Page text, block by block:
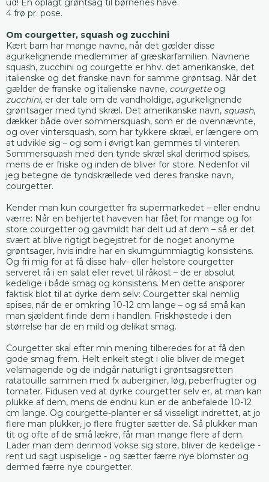
ud! En oplagt grøntsag til børnenes have.
4 frø pr. pose.
Om courgetter, squash og zucchini
Kært barn har mange navne, når det gælder disse
agurkelignende medlemmer af græskarfamilien. Navnene
squash, zucchini og courgette er hhv. det amerikanske, det
italienske og det franske navn for samme grøntsag. Når det
gælder de franske og italienske navne, courgetteog
zucchini, er der tale om de vandholdige, agurkelignende
grøntsager med tynd skræl. Det amerikanske navn, squash,
dækker både over sommersquash, som er de ovennævnte,
og over vintersquash, som har tykkere skræl, er længere om
at udvikle sig – og som i øvrigt kan gemmes til vinteren.
Sommersquash med den tynde skræl skal derimod spises,
mens de er friske og inden de bliver for store. Nedenfor vil
jeg betegne de tyndskrællede ved deres franske navn,
courgetter.
Kender man kun courgetter fra supermarkedet – eller endnu
værre: Når en behjertet haveven har fået for mange og for
store courgetter og gavmildt har delt ud af dem – så er det
svært at blive rigtigt begejstret for de noget anonyme
grøntsager, hvis indre har en skumgummiagtig konsistens.
Og fri mig for at få disse halv- eller helstore courgetter
serveret rå i en salat eller revet til råkost – de er absolut
kedelige i både smag og konsistens. Men dette ansporer
faktisk blot til at dyrke dem selv: Courgetter skal nemlig
spises, når de er omkring 10-12 cm lange – og så små kan
man sjældent finde dem i handlen. Friskhøstede i den
størrelse har de en mild og delikat smag.
Courgetter skal efter min mening tilberedes for at få den
gode smag frem. Helt enkelt stegt i olie bliver de meget
velsmagende og de indgår naturligt i grøntsagsretten
ratatouille sammen med fx auberginer, løg, peberfrugter og
tomater. Fidusen ved at dyrke courgetter selv er, at man kan
plukke af dem, mens de endnu kun er de anbefalede 10-12
cm lange. Og courgette-planter er så visseligt indrettet, at jo
flere man plukker, jo flere frugter sætter de. Så plukker man
tit og ofte af de små lækre, får man mange flere af dem.
Lader man dem derimod vokse sig store, bliver de kedelige -
rent ud sagt uspiselige - og sætter færre nye blomster og
dermed færre nye courgetter.